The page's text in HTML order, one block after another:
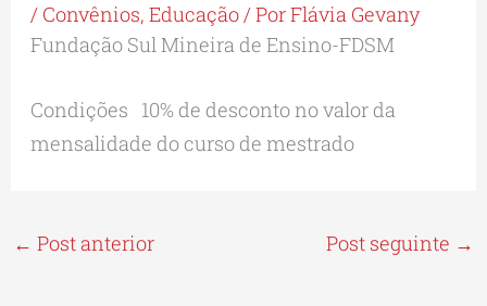
/ Convênios,Educação/ PorFlávia Gevany
Fundação Sul Mineira de Ensino-FDSM
Condições 10% de desconto no valor da
mensalidade do curso de mestrado
← Post anterior Post seguinte →